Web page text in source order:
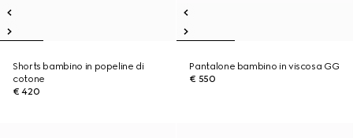
Shorts bambino in popeline di
cotone
€ 420
Pantalone bambino in viscosa GG
€ 550